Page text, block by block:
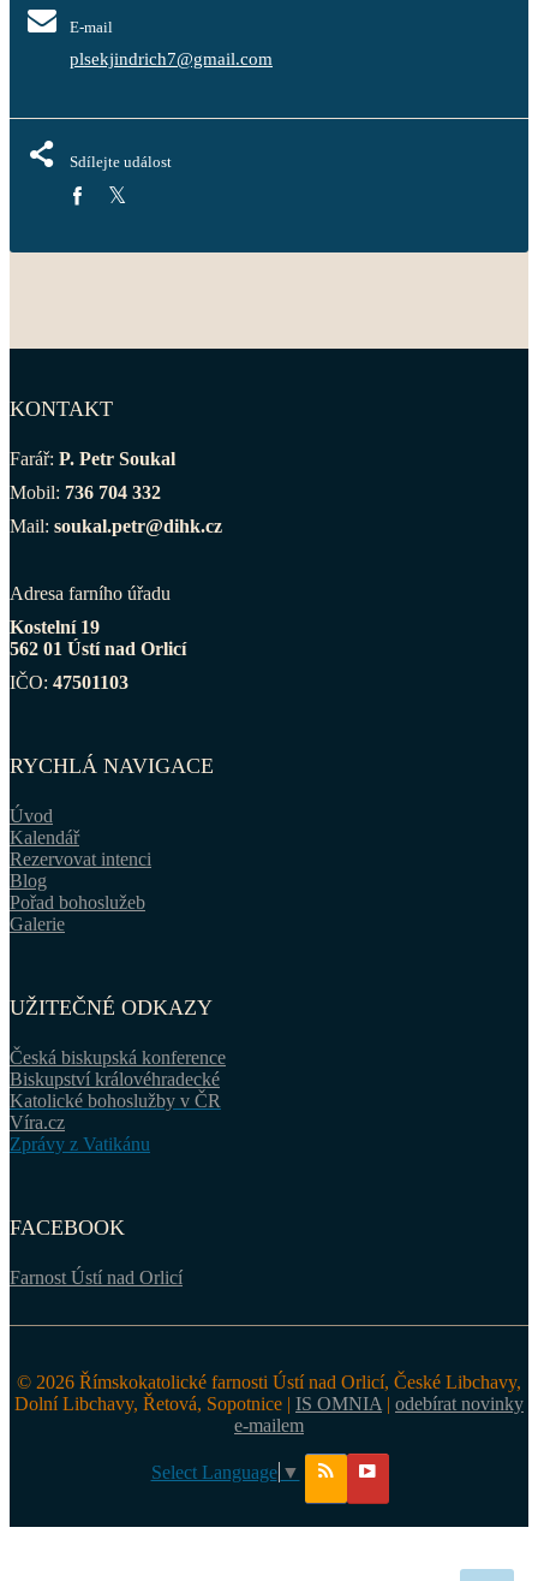
E-mail
plsekjindrich7@gmail.com
Sdílejte událost
KONTAKT
Farář: P. Petr Soukal
Mobil: 736 704 332
Mail: soukal.petr@dihk.cz
Adresa farního úřadu
Kostelní 19
562 01 Ústí nad Orlicí
IČO: 47501103
RYCHLÁ NAVIGACE
Úvod
Kalendář
Rezervovat intenci
Blog
Pořad bohoslužeb
Galerie
UŽITEČNÉ ODKAZY
Česká biskupská konference
Biskupství královéhradecké
Katolické bohoslužby v ČR
Víra.cz
Zprávy z Vatikánu
FACEBOOK
Farnost Ústí nad Orlicí
© 2026 Římskokatolické farnosti Ústí nad Orlicí, České Libchavy,
Dolní Libchavy, Řetová, Sopotnice | IS OMNIA | odebírat novinky
e-mailem
Select Language ▼